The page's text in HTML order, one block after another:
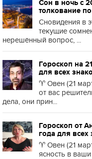
Сон в ночь с
толкование
Сновидения в
текущие
нерешённый вопрос, ...
Гороскоп на
для всех
♈️ Овен (21
от вас
дела, они прин...
Гороскоп от
года для всех
♈️ Овен (21
ясность в